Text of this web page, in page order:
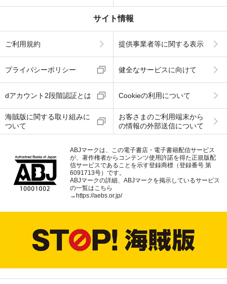
サイト情報
ご利用規約 提供事業者等に関する表示
プライバシーポリシー 健全なサービスに向けて
dアカウント2段階認証とは Cookieの利用について
海賊版に関する取り組みに
ついて
お客さまのご利用端末から
の情報の外部送信について
ABJマークは、この電子書店・電子書籍配信サービス
が、著作権者からコンテンツ使用許諾を得た正規版配
信サービスであることを示す登録商標（登録番号 第
6091713号）です。
ABJマークの詳細、ABJマークを掲示しているサービス
の一覧はこちら
→ https://aebs.or.jp/